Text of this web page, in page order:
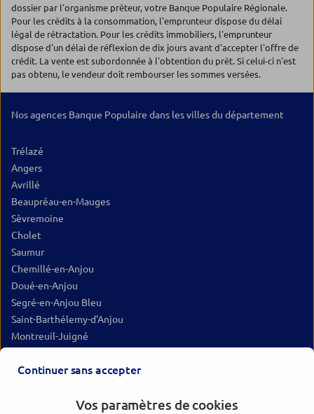
dossier par l'organisme prêteur, votre Banque Populaire Régionale.
Pour les crédits à la consommation, l'emprunteur dispose du délai
légal de rétractation. Pour les crédits immobiliers, l'emprunteur
dispose d'un délai de réflexion de dix jours avant d'accepter l'offre de
crédit. La vente est subordonnée à l'obtention du prêt. Si celui-ci n'est
pas obtenu, le vendeur doit rembourser les sommes versées.
Nos agences Banque Populaire dans les villes du département
Trélazé
Angers
Avrillé
Beaupréau-en-Mauges
Sèvremoine
Cholet
Saumur
Chemillé-en-Anjou
Doué-en-Anjou
Segré-en-Anjou Bleu
Saint-Barthélemy-d'Anjou
Montreuil-Juigné
Longué-Jumelles
Continuer sans accepter
Vos paramètres de cookies